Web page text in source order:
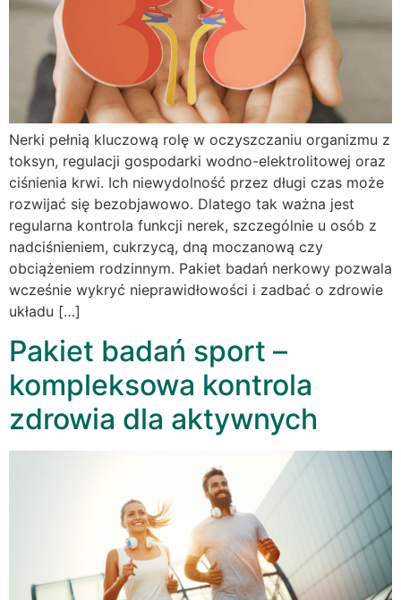
Nerki pełnią kluczową rolę w oczyszczaniu organizmu z
toksyn, regulacji gospodarki wodno-elektrolitowej oraz
ciśnienia krwi. Ich niewydolność przez długi czas może
rozwijać się bezobjawowo. Dlatego tak ważna jest
regularna kontrola funkcji nerek, szczególnie u osób z
nadciśnieniem, cukrzycą, dną moczanową czy
obciążeniem rodzinnym. Pakiet badań nerkowy pozwala
wcześnie wykryć nieprawidłowości i zadbać o zdrowie
układu […]
Pakiet badań sport –
kompleksowa kontrola
zdrowia dla aktywnych